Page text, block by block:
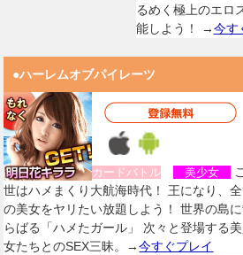
るめく極上のエロ
能しよう！ →今す
●ハーレムオブパイレーツ
カードバトル 美少女
世はハメまくり大航海時代！ 王になり、
の美女をヤリたい放題しよう！ 世界の島
らばる「ハメたガール」 次々と登場する
女たちとのSEX三昧。→今すぐプレイ